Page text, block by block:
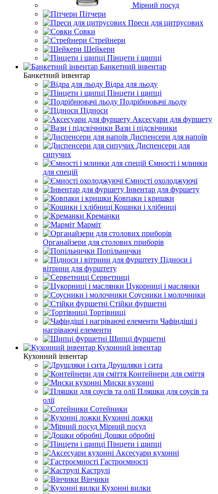
Мірний посуд
Пітчери
Преси для цитрусових
Совки
Стрейнери
Шейкери
Пінцети і щипці
Банкетний інвентар
Банкетний інвентар
Відра для льоду
Пінцети і щипці
Подрібнювачі льоду
Підноси
Аксесуари для фуршету
Вази і підсвічники
Диспенсери для напоїв
Диспенсери для
сипучих
Ємності і млинки
для спецій
Ємності охолоджуючі
Інвентар для фуршету
Ковпаки і кришки
Кошики і хлібниці
Креманки
Марміт
Органайзери для столових приборів
Попільнички
Підноси і
вітрини для фурштету
Серветниці
Цукорниці і маслянки
Соусники і молочники
Стійки фуршетні
Тортівниці
Чафіндіші і
нагріваючі елементи
Щипці фуршетні
Кухонний інвентар
Кухонний інвентар
Друшляки і сита
Контейнери для сміття
Миски кухонні
Пляшки для соусів та
олії
Сотейники
Кухонні ложки
Мірний посуд
Дошки обробні
Пінцети і щипці
Аксесуари кухонні
Гастроємності
Каструлі
Вінчики
Кухонні вилки